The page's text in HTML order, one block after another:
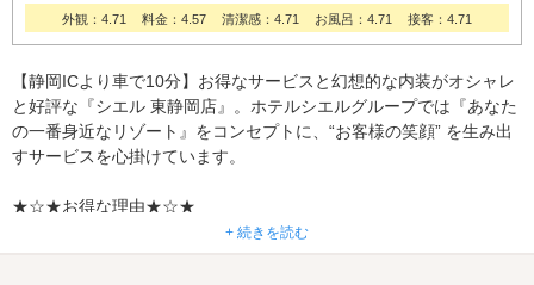
外観：4.71 料金：4.57 清潔感：4.71 お風呂：4.71 接客：4.71
【静岡ICより車で10分】お得なサービスと幻想的な内装がオシャレ
と好評な『シエル 東静岡店』。ホテルシエルグループでは『あなた
の一番身近なリゾート』をコンセプトに、“お客様の笑顔” を生み出
すサービスを心掛けています。
★☆★お得な理由★☆★
◎無料ウェルカムサービス実施中
◎お食事2食無料
+ 続きを読む